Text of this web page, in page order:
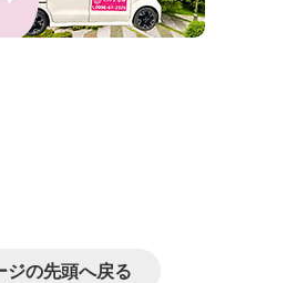
ジの先頭へ戻る